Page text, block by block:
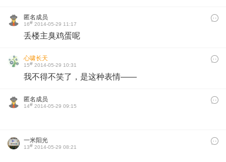
匿名成员
16# 2014-05-29 11:17
丢楼主臭鸡蛋呢
心啸长天
15# 2014-05-29 10:31
我不得不笑了，是这种表情——
匿名成员
14# 2014-05-29 09:15
一米阳光
13# 2014-05-29 08:21